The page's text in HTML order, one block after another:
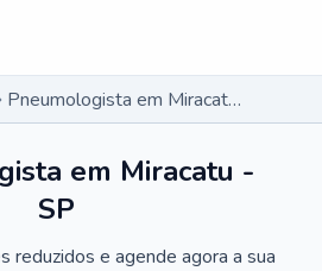
Pneumologista em Miracatu - SP
em Miracatu -
SP
reduzidos e agende agora a sua